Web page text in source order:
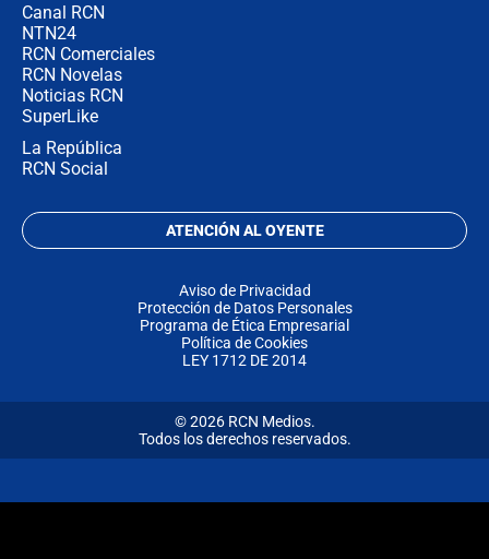
Canal RCN
NTN24
RCN Comerciales
RCN Novelas
Noticias RCN
SuperLike
La República
RCN Social
ATENCIÓN AL OYENTE
Aviso de Privacidad
Protección de Datos Personales
Programa de Ética Empresarial
Política de Cookies
LEY 1712 DE 2014
© 2026 RCN Medios.
Todos los derechos reservados.